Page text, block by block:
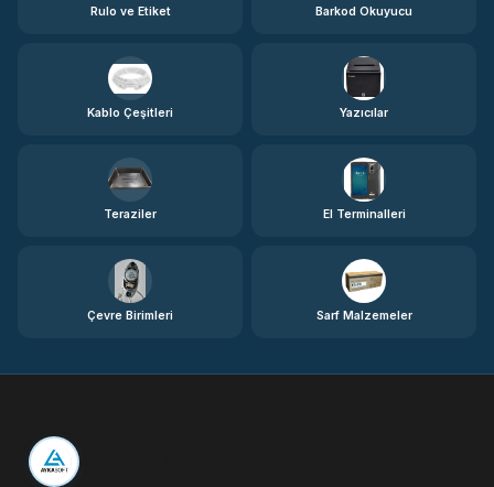
Rulo ve Etiket Barkod Okuyucu
Kablo Çeşitleri Yazıcılar
Teraziler El Terminalleri
Çevre Birimleri Sarf Malzemeler